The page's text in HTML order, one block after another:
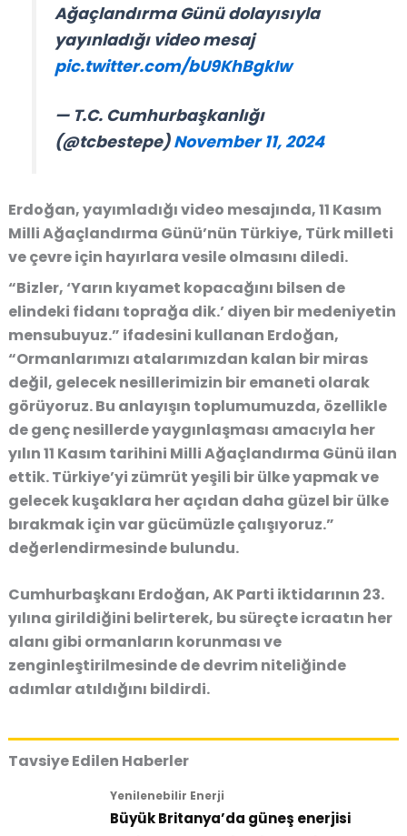
Ağaçlandırma Günü dolayısıyla
yayınladığı video mesaj
pic.twitter.com/bU9KhBgkIw
— T.C. Cumhurbaşkanlığı
(@tcbestepe)November 11, 2024
Erdoğan, yayımladığı video mesajında, 11 Kasım
Milli Ağaçlandırma Günü’nün Türkiye, Türk milleti
ve çevre için hayırlara vesile olmasını diledi.
“Bizler, ‘Yarın kıyamet kopacağını bilsen de
elindeki fidanı toprağa dik.’ diyen bir medeniyetin
mensubuyuz.” ifadesini kullanan Erdoğan,
“Ormanlarımızı atalarımızdan kalan bir miras
değil, gelecek nesillerimizin bir emaneti olarak
görüyoruz. Bu anlayışın toplumumuzda, özellikle
de genç nesillerde yaygınlaşması amacıyla her
yılın 11 Kasım tarihini Milli Ağaçlandırma Günü ilan
ettik. Türkiye’yi zümrüt yeşili bir ülke yapmak ve
gelecek kuşaklara her açıdan daha güzel bir ülke
bırakmak için var gücümüzle çalışıyoruz.”
değerlendirmesinde bulundu.
Cumhurbaşkanı Erdoğan, AK Parti iktidarının 23.
yılına girildiğini belirterek, bu süreçte icraatın her
alanı gibi ormanların korunması ve
zenginleştirilmesinde de devrim niteliğinde
adımlar atıldığını bildirdi.
Tavsiye Edilen Haberler
Yenilenebilir Enerji
Büyük Britanya’da güneş enerjisi